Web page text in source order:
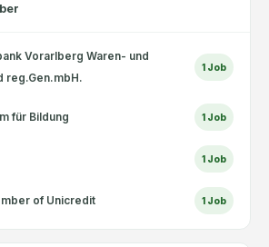
Vorarlberg Waren- und
reg.Gen.mbH.
1 Job
für Bildung 1 Job
1 Job
of Unicredit 1 Job